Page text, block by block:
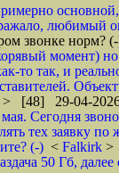
любимый
звонке норм?
момент)
то так, и
> [48] 29-04-
звонок
тех заявку
(-) < Falkirk >
50 Гб,